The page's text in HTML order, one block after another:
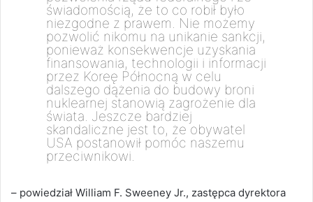
świadomością, że to co robił było
niezgodne z prawem. Nie możemy
pozwolić nikomu na unikanie sankcji,
ponieważ konsekwencje uzyskania
finansowania, technologii i informacji
przez Koreę Północną w celu
dalszego dążenia do budowy broni
nuklearnej stanowią zagrożenie dla
świata. Jeszcze bardziej
skandaliczne jest to, że obywatel
USA postanowił pomóc naszemu
przeciwnikowi.
– powiedział William F. Sweeney Jr., zastępca dyrektora